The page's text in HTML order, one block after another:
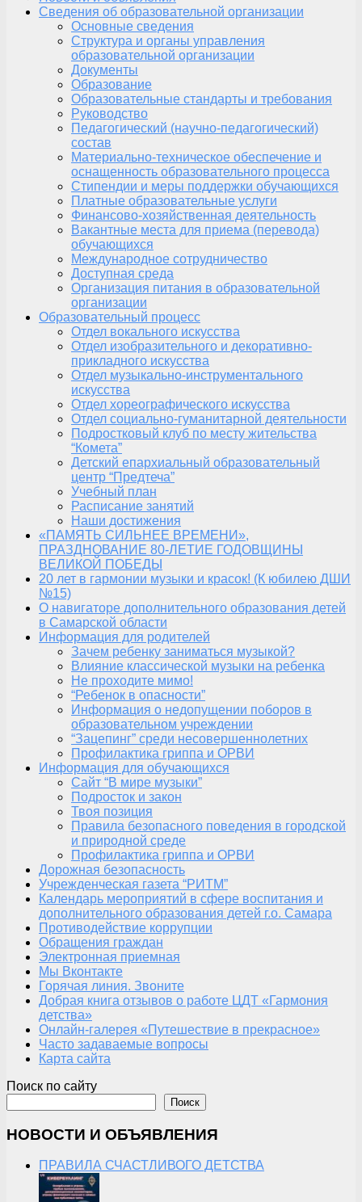
Сведения об образовательной организации
Основные сведения
Структура и органы управления
образовательной организации
Документы
Образование
Образовательные стандарты и требования
Руководство
Педагогический (научно-педагогический)
состав
Материально-техническое обеспечение и
оснащенность образовательного процесса
Стипендии и меры поддержки обучающихся
Платные образовательные услуги
Финансово-хозяйственная деятельность
Вакантные места для приема (перевода)
обучающихся
Международное сотрудничество
Доступная среда
Организация питания в образовательной
организации
Образовательный процесс
Отдел вокального искусства
Отдел изобразительного и декоративно-
прикладного искусства
Отдел музыкально-инструментального
искусства
Отдел хореографического искусства
Отдел социально-гуманитарной деятельности
Подростковый клуб по месту жительства
“Комета”
Детский епархиальный образовательный
центр “Предтеча”
Учебный план
Расписание занятий
Наши достижения
«ПАМЯТЬ СИЛЬНЕЕ ВРЕМЕНИ»,
ПРАЗДНОВАНИЕ 80-ЛЕТИЕ ГОДОВЩИНЫ
ВЕЛИКОЙ ПОБЕДЫ
20 лет в гармонии музыки и красок! (К юбилею ДШИ
№15)
О навигаторе дополнительного образования детей
в Самарской области
Информация для родителей
Зачем ребенку заниматься музыкой?
Влияние классической музыки на ребенка
Не проходите мимо!
“Ребенок в опасности”
Информация о недопущении поборов в
образовательном учреждении
“Зацепинг” среди несовершеннолетних
Профилактика гриппа и ОРВИ
Информация для обучающихся
Сайт “В мире музыки”
Подросток и закон
Твоя позиция
Правила безопасного поведения в городской
и природной среде
Профилактика гриппа и ОРВИ
Дорожная безопасность
Учрежденческая газета “РИТМ”
Календарь мероприятий в сфере воспитания и
дополнительного образования детей г.о. Самара
Противодействие коррупции
Обращения граждан
Электронная приемная
Мы Вконтакте
Горячая линия. Звоните
Добрая книга отзывов о работе ЦДТ «Гармония
детства»
Онлайн-галерея «Путешествие в прекрасное»
Часто задаваемые вопросы
Карта сайта
Поиск по сайту
Поиск
НОВОСТИ И ОБЪЯВЛЕНИЯ
ПРАВИЛА СЧАСТЛИВОГО ДЕТСТВА